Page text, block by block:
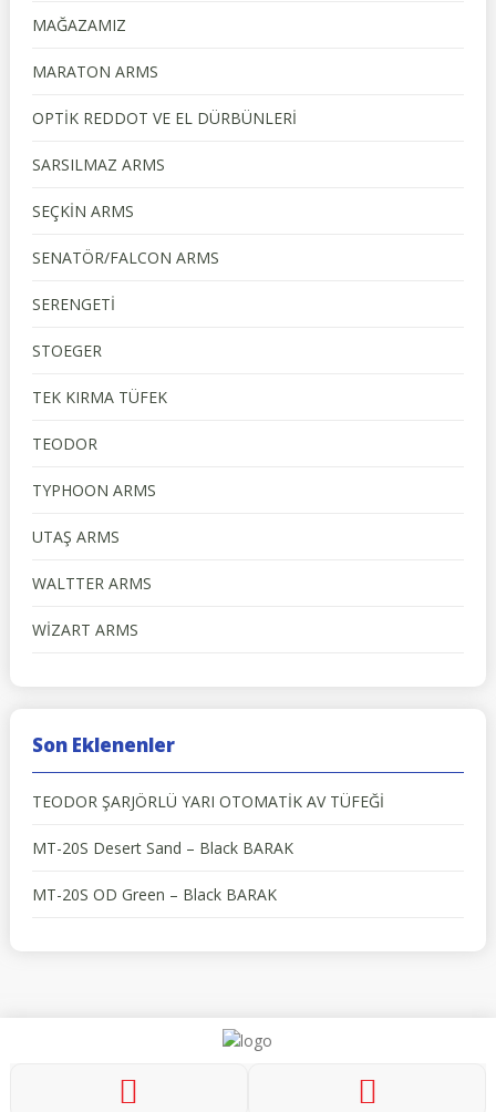
MAĞAZAMIZ
MARATON ARMS
OPTİK REDDOT VE EL DÜRBÜNLERİ
SARSILMAZ ARMS
SEÇKİN ARMS
SENATÖR/FALCON ARMS
SERENGETİ
STOEGER
TEK KIRMA TÜFEK
TEODOR
TYPHOON ARMS
UTAŞ ARMS
WALTTER ARMS
WİZART ARMS
Son Eklenenler
TEODOR ŞARJÖRLÜ YARI OTOMATİK AV TÜFEĞİ
MT-20S Desert Sand – Black BARAK
MT-20S OD Green – Black BARAK